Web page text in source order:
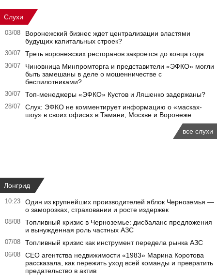
Слухи
03/08
Воронежский бизнес ждет централизации властями
будущих капитальных строек?
30/07 Треть воронежских ресторанов закроется до конца года
30/07
Чиновница Минпромторга и представители «ЭФКО» могли
быть замешаны в деле о мошенничестве с
беспилотниками?
30/07 Топ-менеджеры «ЭФКО» Кустов и Ляшенко задержаны?
28/07
Слух: ЭФКО не комментирует информацию о «масках-
шоу» в своих офисах в Тамани, Москве и Воронеже
все слухи
Лонгрид
10:23
Один из крупнейших производителей яблок Черноземья —
о заморозках, страховании и росте издержек
08/08
Топливный кризис в Черноземье: дисбаланс предложения
и вынужденная роль частных АЗС
07/08 Топливный кризис как инструмент передела рынка АЗС
06/08
CEO агентства недвижимости «1983» Марина Коротова
рассказала, как пережить уход всей команды и превратить
предательство в актив